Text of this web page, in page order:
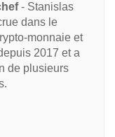
- Stanislas
dans le
monnaie et
2017 et a
de plusieurs